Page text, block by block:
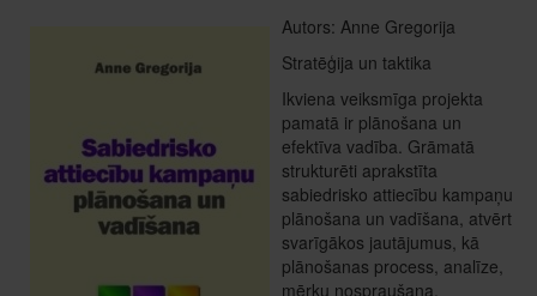
Autors: Anne Gregorija
Stratēģija un taktika
Ikviena veiksmīga projekta
pamatā ir plānošana un
efektīva vadība. Grāmatā
strukturēti aprakstīta
sabiedrisko attiecību kampaņu
plānošana un vadīšana, atvērt
svarīgākos jautājumus, kā
plānošanas process, analīze,
mērķu nospraušana,